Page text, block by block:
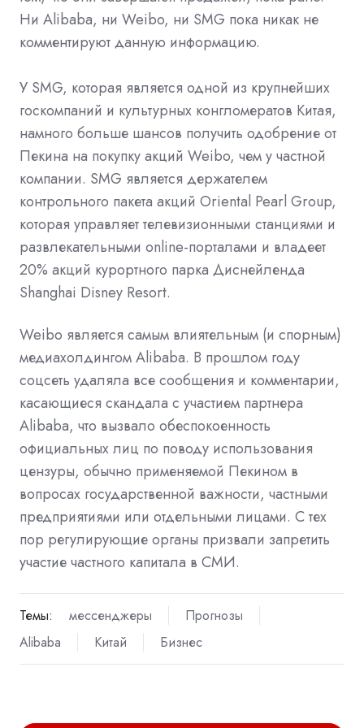
Ни Alibaba, ни Weibo, ни SMG пока никак не
комментируют данную информацию.
У SMG, которая является одной из крупнейших
госкомпаний и культурных конгломератов Китая,
намного больше шансов получить одобрение от
Пекина на покупку акций Weibo, чем у частной
компании. SMG является держателем
контрольного пакета акций Oriental Pearl Group,
которая управляет телевизионными станциями и
развлекательными online-порталами и владеет
20% акций курортного парка Диснейленда
Shanghai Disney Resort.
Weibo является самым влиятельным (и спорным)
медиахолдингом Alibaba. В прошлом году
соцсеть удаляла все сообщения и комментарии,
касающиеся скандала с участием партнера
Alibaba, что вызвало обеспокоенность
официальных лиц по поводу использования
цензуры, обычно применяемой Пекином в
вопросах государственной важности, частными
предприятиями или отдельными лицами. С тех
пор регулирующие органы призвали запретить
участие частного капитала в СМИ.
Темы: мессенджеры
Прогнозы
Alibaba
Китай Бизнес